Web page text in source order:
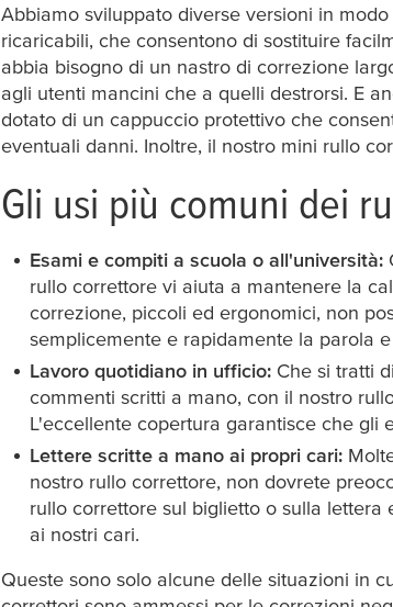
Abbiamo sviluppato diverse versioni in
ricaricabili, che consentono di sostituire
abbia bisogno di un nastro di correzione
agli utenti mancini che a quelli destrorsi. E
dotato di un cappuccio protettivo che
eventuali danni. Inoltre, il nostro mini rullo
Gli usi più comuni dei
Esami e compiti a scuola o all'università:
rullo correttore vi aiuta a mantenere la
correzione, piccoli ed ergonomici, non
semplicemente e rapidamente la parola
Lavoro quotidiano in ufficio: Che si tratti
commenti scritti a mano, con il nostro
L'eccellente copertura garantisce che gli
Lettere scritte a mano ai propri cari:
nostro rullo correttore, non dovrete
rullo correttore sul biglietto o sulla
ai nostri cari.
Queste sono solo alcune delle situazioni in